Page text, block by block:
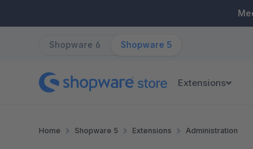
Shopware 6 Shopware 5
Extensions
Home Shopware 5 Extensions Administration